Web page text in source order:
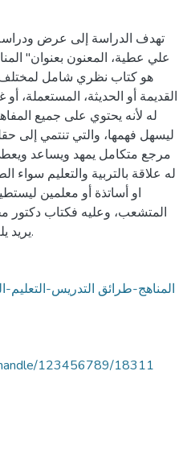
تهدف الدراسة إلى عرض
علي عطية، المعنون بعنوان"
هو كتاب نظري شامل لمختلف
القديمة أو الحديثة، المستعملة،
له لأنه يحتوي على جميع
ليسهل فهمها، والتي تنتمي إلى
مرجع متكامل يمهد ويساعد
له علاقة بالتربية والتعليم سواء
او أساتذة أو معلمين
المتشعب، وعليه فكتاب
يريد يلم بهذا الموضوع من كل الجوانب.
المناهج-طرائق التدريس-
123456789/18311